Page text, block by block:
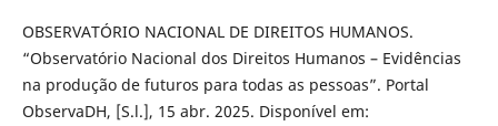
OBSERVATÓRIO NACIONAL DE DIREITOS HUMANOS.
“Observatório Nacional dos Direitos Humanos – Evidências
na produção de futuros para todas as pessoas”. Portal
ObservaDH, [S.l.], 15 abr. 2025. Disponível em: